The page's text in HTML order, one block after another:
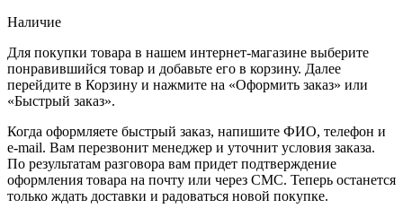
Наличие
Для покупки товара в нашем интернет-магазине выберите
понравившийся товар и добавьте его в корзину. Далее
перейдите в Корзину и нажмите на «Оформить заказ» или
«Быстрый заказ».
Когда оформляете быстрый заказ, напишите ФИО, телефон и
e-mail. Вам перезвонит менеджер и уточнит условия заказа.
По результатам разговора вам придет подтверждение
оформления товара на почту или через СМС. Теперь останется
только ждать доставки и радоваться новой покупке.